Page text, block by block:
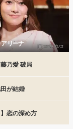
リーナ
乃愛 破局
が結婚
】恋の深め方